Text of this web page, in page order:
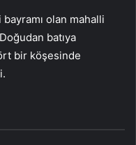
olan mahalli
batıya
bir köşesinde